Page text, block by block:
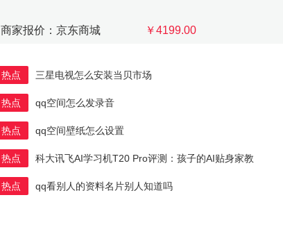
商家报价：京东商城 ￥4199.00
热点 三星电视怎么安装当贝市场
热点 qq空间怎么发录音
热点 qq空间壁纸怎么设置
热点 科大讯飞AI学习机T20 Pro评测：孩子的AI贴身家教
热点 qq看别人的资料名片别人知道吗